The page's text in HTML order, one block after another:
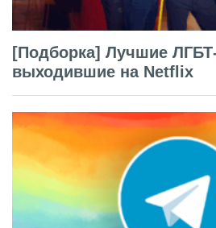
[Подборка] Лучшие
выходившие на Netflix